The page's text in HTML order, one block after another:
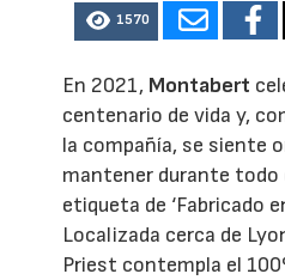
1570
En 2021, Montabert
centenario de vida y,
la compañía, se siente
mantener durante
etiqueta de ‘Fabricado
Localizada cerca de
Priest contempla el